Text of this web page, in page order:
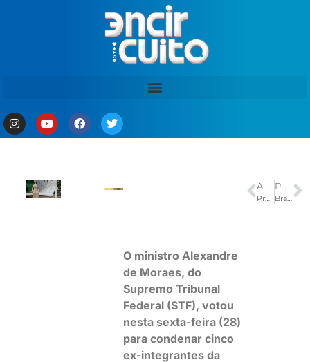
O ministro Alexandre
de Moraes, do
Supremo Tribunal
Federal (STF), votou
nesta sexta-feira (28)
para condenar cinco
ex-integrantes da
ANTERIOR
Presidente Roberto Cidade comemora 20 anos da Escola do Legislativo Senador José Lindoso e reforça compromisso institucional da Aleam com a capacitação cidadã
PRÓXIMO